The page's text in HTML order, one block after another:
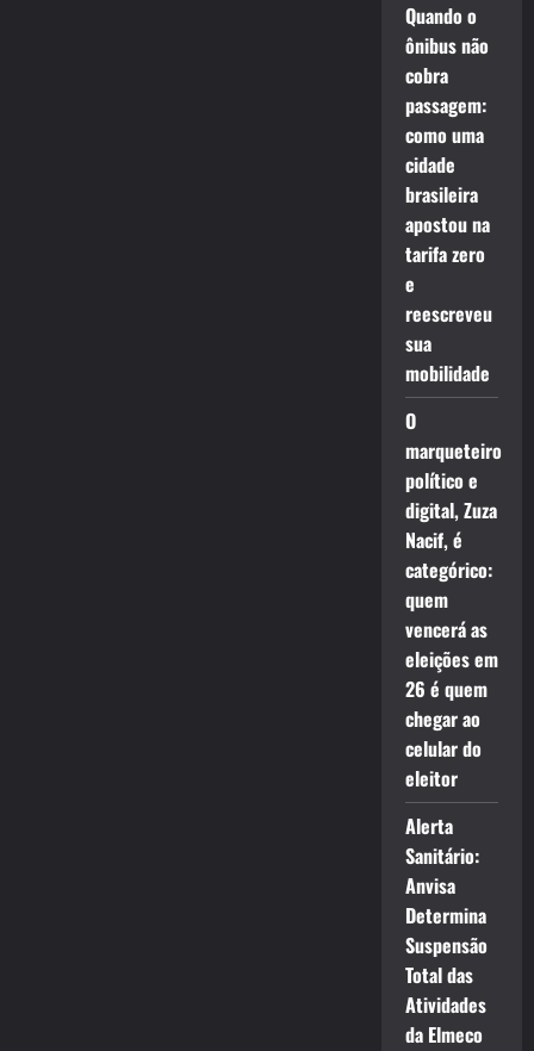
Quando o
ônibus não
cobra
passagem:
como uma
cidade
brasileira
apostou na
tarifa zero
e
reescreveu
sua
mobilidade
O
marqueteiro
político e
digital, Zuza
Nacif, é
categórico:
quem
vencerá as
eleições em
26 é quem
chegar ao
celular do
eleitor
Alerta
Sanitário:
Anvisa
Determina
Suspensão
Total das
Atividades
da Elmeco